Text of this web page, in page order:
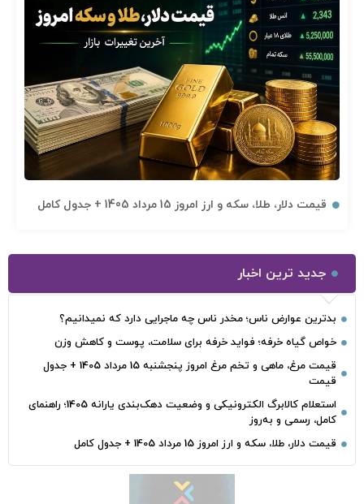
قیمت دلار، طلا، سکه و ارز امروز 15 مرداد 1405 + جدول کامل
جدید ترین اخبار
بدترین عوارض ناس؛ مخدر ناس چه ماجرایی دارد که نمیدانیم؟
خواص گیاه خرفه؛ فواید خرفه برای سلامت، پوست و کاهش وزن
قیمت مرغ، ماهی و تخم مرغ امروز پنجشنبه 15 مرداد 1405 + جدول
قیمت
استعلام کالابرگ الکترونیکی و وضعیت دهک‌بندی یارانه 1405؛ راهنمای
کامل، رسمی و به‌روز
قیمت دلار، طلا، سکه و ارز امروز 15 مرداد 1405 + جدول کامل